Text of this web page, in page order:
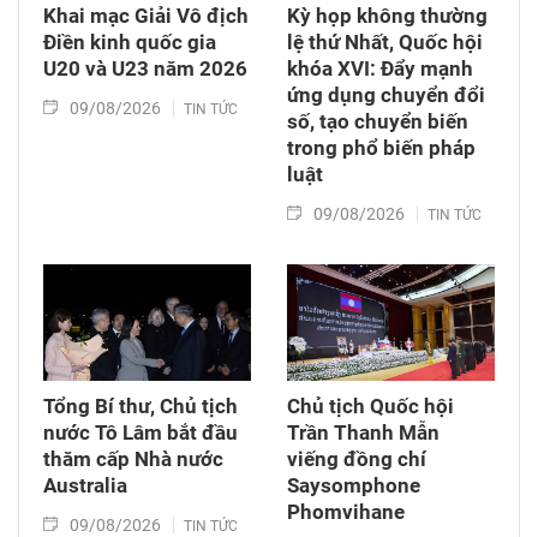
Khai mạc Giải Vô địch
Điền kinh quốc gia
U20 và U23 năm 2026
09/08/2026 TIN TỨC
Kỳ họp không thường
lệ thứ Nhất, Quốc hội
khóa XVI: Đẩy mạnh
ứng dụng chuyển đổi
số, tạo chuyển biến
trong phổ biến pháp
luật
09/08/2026 TIN TỨC
Tổng Bí thư, Chủ tịch
nước Tô Lâm bắt đầu
thăm cấp Nhà nước
Australia
09/08/2026 TIN TỨC
Chủ tịch Quốc hội
Trần Thanh Mẫn
viếng đồng chí
Saysomphone
Phomvihane